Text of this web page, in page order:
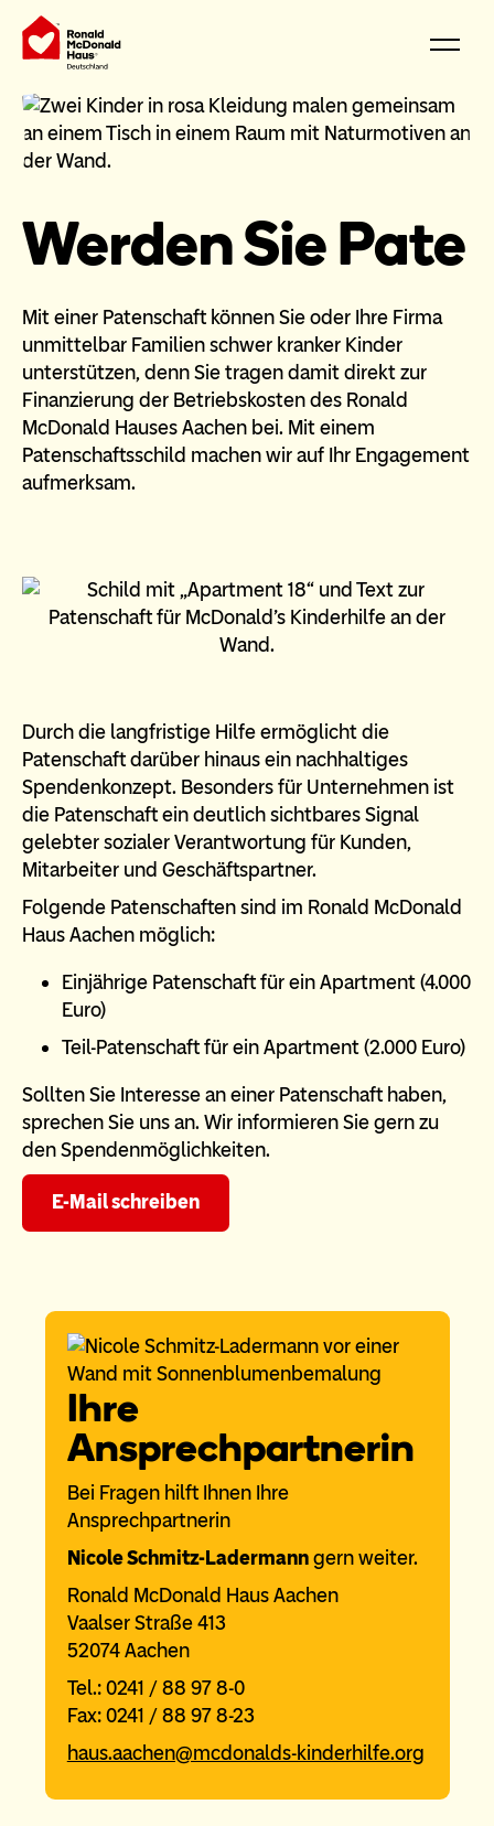
Werden Sie Pate
Mit einer Patenschaft können Sie oder Ihre Firma
unmittelbar Familien schwer kranker Kinder
unterstützen, denn Sie tragen damit direkt zur
Finanzierung der Betriebskosten des Ronald
McDonald Hauses Aachen bei. Mit einem
Patenschaftsschild machen wir auf Ihr Engagement
aufmerksam.
Durch die langfristige Hilfe ermöglicht die
Patenschaft darüber hinaus ein nachhaltiges
Spendenkonzept. Besonders für Unternehmen ist
die Patenschaft ein deutlich sichtbares Signal
gelebter sozialer Verantwortung für Kunden,
Mitarbeiter und Geschäftspartner.
Folgende Patenschaften sind im Ronald McDonald
Haus Aachen möglich:
Einjährige Patenschaft für ein Apartment (4.000
Euro)
Teil-Patenschaft für ein Apartment (2.000 Euro)
Sollten Sie Interesse an einer Patenschaft haben,
sprechen Sie uns an. Wir informieren Sie gern zu
den Spendenmöglichkeiten.
E-Mail schreiben
Ihre
Ansprechpartnerin
Bei Fragen hilft Ihnen Ihre
Ansprechpartnerin
Nicole Schmitz-Ladermanngern weiter.
Ronald McDonald Haus Aachen
Vaalser Straße 413
52074 Aachen
Tel.: 0241 / 88 97 8-0
Fax: 0241 / 88 97 8-23
haus.aachen@mcdonalds-kinderhilfe.org